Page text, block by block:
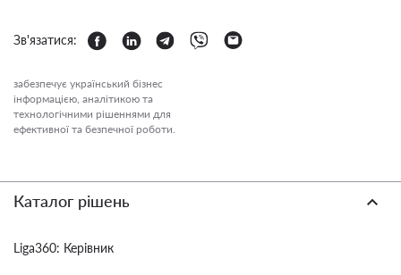
Зв'язатися:
забезпечує український бізнес
інформацією, аналітикою та
технологічними рішеннями для
ефективної та безпечної роботи.
Каталог рішень
Liga360: Керівник